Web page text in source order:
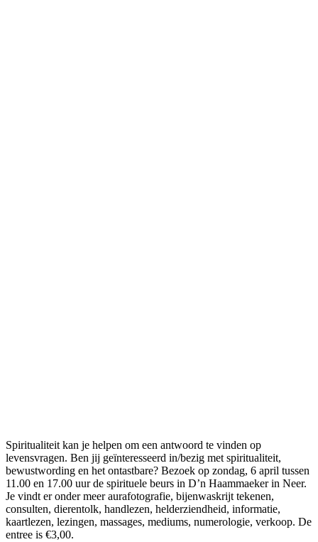
Spiritualiteit kan je helpen om een antwoord te vinden op
levensvragen. Ben jij geïnteresseerd in/bezig met spiritualiteit,
bewustwording en het ontastbare? Bezoek op zondag, 6 april tussen
11.00 en 17.00 uur de spirituele beurs in D’n Haammaeker in Neer.
Je vindt er onder meer aurafotografie, bijenwaskrijt tekenen,
consulten, dierentolk, handlezen, helderziendheid, informatie,
kaartlezen, lezingen, massages, mediums, numerologie, verkoop. De
entree is €3,00.